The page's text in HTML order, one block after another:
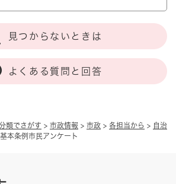
類でさがす > 市政情報 > 市政 > 各担当から > 自治
本条例市民アンケート
見つからないときは
よくある質問と回答